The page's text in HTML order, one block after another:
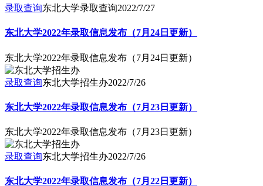
录取查询东北大学录取查询2022/7/27
东北大学2022年录取信息发布（7月24日更新）
东北大学2022年录取信息发布（7月24日更新）
录取查询东北大学招生办2022/7/26
东北大学2022年录取信息发布（7月23日更新）
东北大学2022年录取信息发布（7月23日更新）
录取查询东北大学招生办2022/7/26
东北大学2022年录取信息发布（7月22日更新）